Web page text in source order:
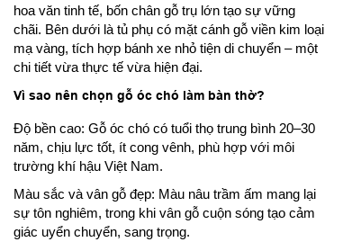
hoa văn tinh tế, bốn chân gỗ trụ lớn tạo sự vững
chãi. Bên dưới là tủ phụ có mặt cánh gỗ viền kim loại
mạ vàng, tích hợp bánh xe nhỏ tiện di chuyển – một
chi tiết vừa thực tế vừa hiện đại.
Vì sao nên chọn gỗ óc chó làm bàn thờ?
Độ bền cao: Gỗ óc chó có tuổi thọ trung bình 20–30
năm, chịu lực tốt, ít cong vênh, phù hợp với môi
trường khí hậu Việt Nam.
Màu sắc và vân gỗ đẹp: Màu nâu trầm ấm mang lại
sự tôn nghiêm, trong khi vân gỗ cuộn sóng tạo cảm
giác uyển chuyển, sang trọng.